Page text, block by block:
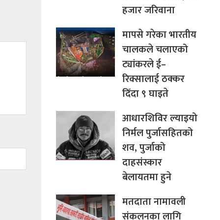
हजार जरिवाना
मापसे गरेका भारतीय
चालकले चलाएको
ट्यांकरले ई–
रिक्सालाई ठक्कर
दिँदा ९ घाइते
आधारशिविर ल्याइयो
निर्मल पुर्जासहितको
शव, पुर्जाको
दाहसंस्कार
बेलायतमा हुने
मतदाता नामावली
संकलनका लागि